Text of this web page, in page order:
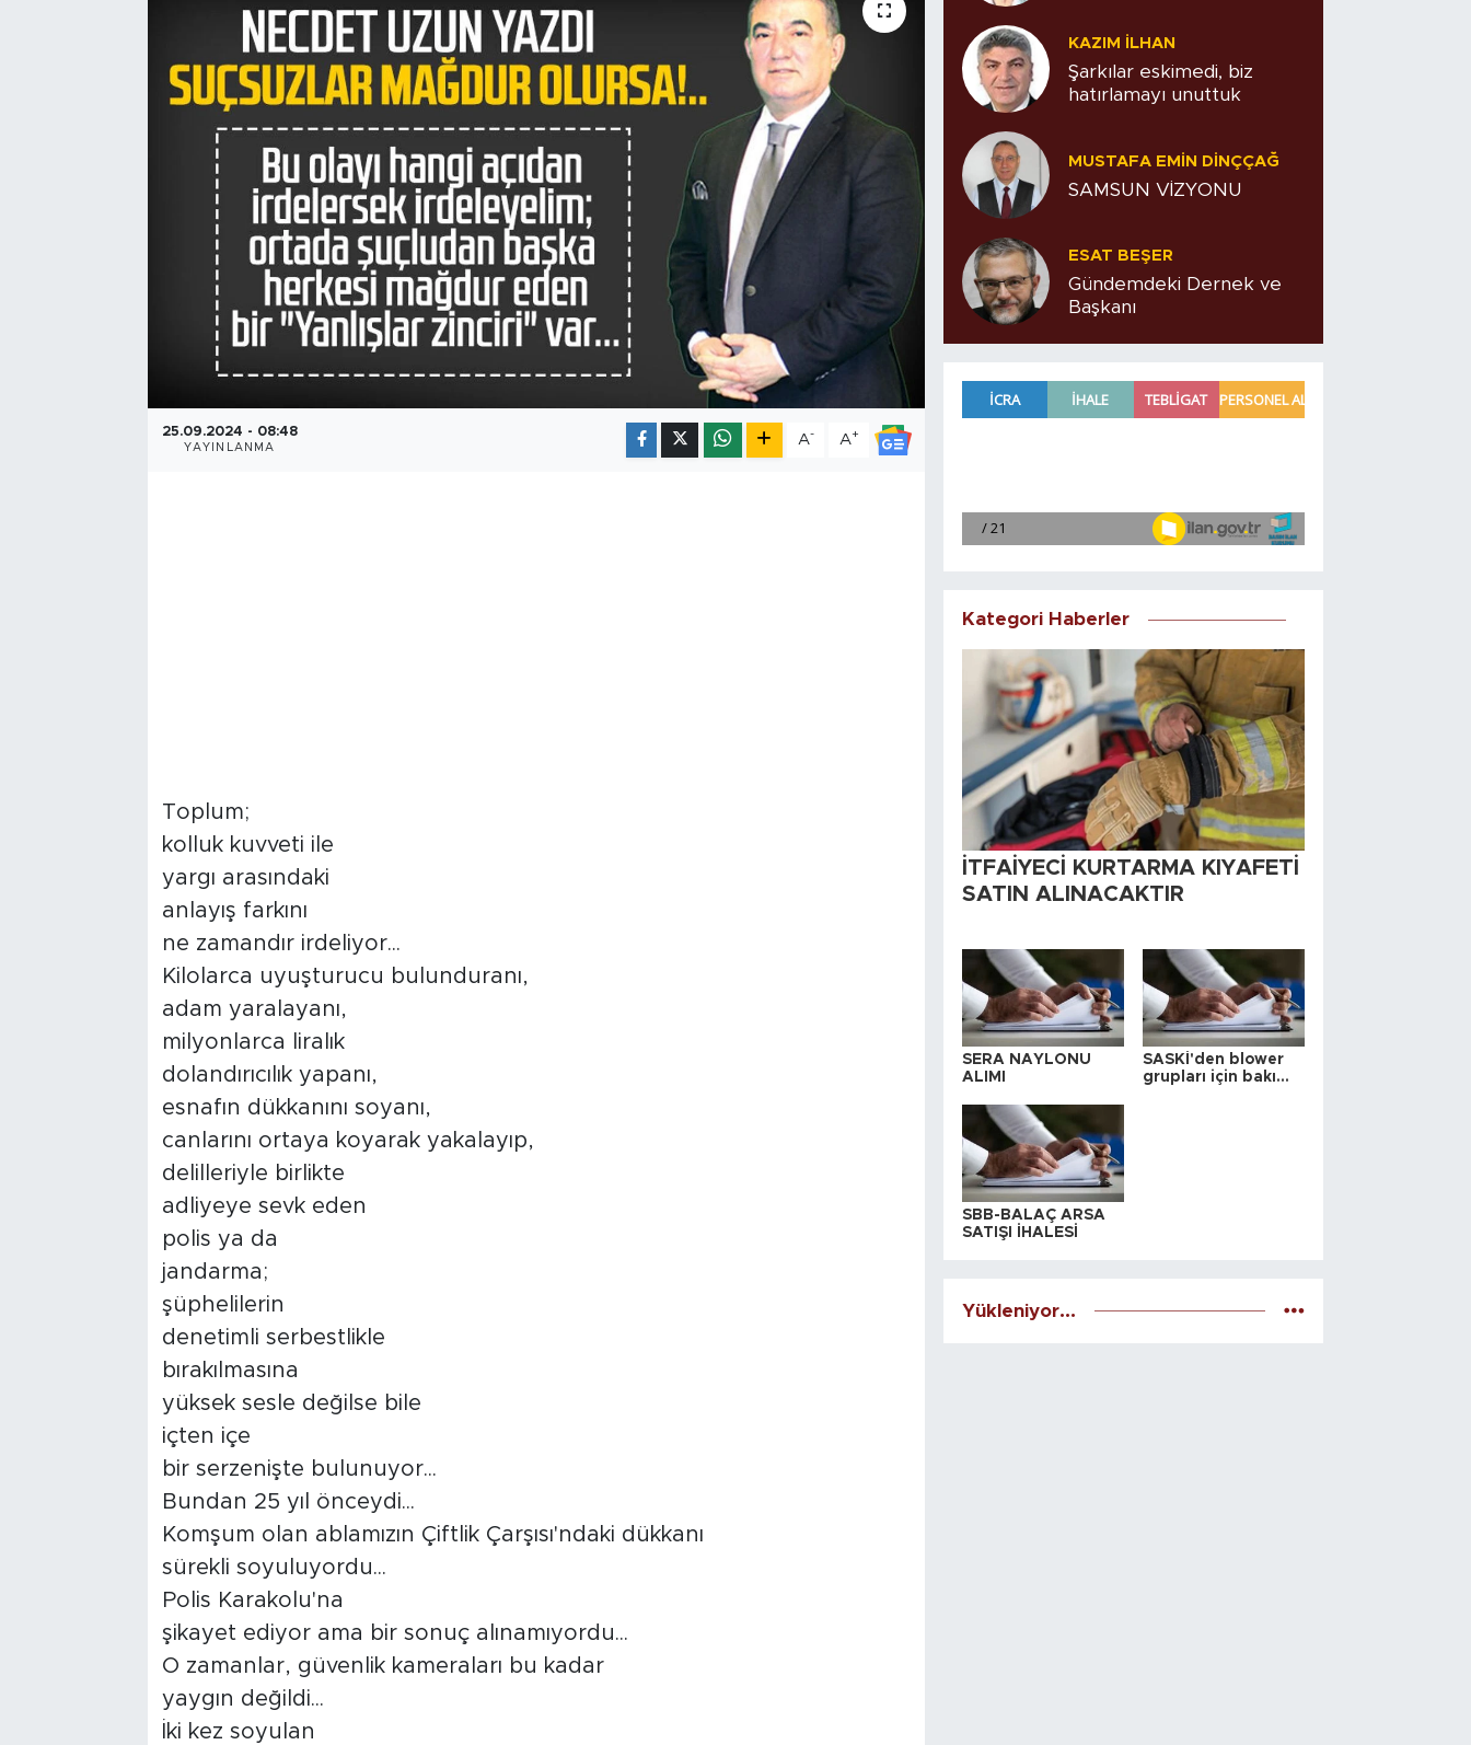
25.09.2024 - 08:48
YAYINLANMA
A- A+
Toplum;
kolluk kuvveti ile
yargı arasındaki
anlayış farkını
ne zamandır irdeliyor...
Kilolarca uyuşturucu bulunduranı,
adam yaralayanı,
milyonlarca liralık
dolandırıcılık yapanı,
esnafın dükkanını soyanı,
canlarını ortaya koyarak yakalayıp,
delilleriyle birlikte
adliyeye sevk eden
polis ya da
jandarma;
şüphelilerin
denetimli serbestlikle
bırakılmasına
yüksek sesle değilse bile
içten içe
bir serzenişte bulunuyor...
Bundan 25 yıl önceydi...
Komşum olan ablamızın Çiftlik Çarşısı'ndaki dükkanı
sürekli soyuluyordu...
Polis Karakolu'na
şikayet ediyor ama bir sonuç alınamıyordu...
O zamanlar, güvenlik kameraları bu kadar
yaygın değildi...
İki kez soyulan
KAZIM İLHAN
Şarkılar eskimedi, biz
hatırlamayı unuttuk
MUSTAFA EMIN DINÇÇAĞ
SAMSUN VİZYONU
ESAT BEŞER
Gündemdeki Dernek ve
Başkanı
Kategori Haberler
İTFAİYECİ KURTARMA KIYAFETİ
SATIN ALINACAKTIR
SERA NAYLONU
ALIMI
SASKİ'den blower
grupları için bakım
SBB-BALAÇ ARSA
SATIŞI İHALESİ
Yükleniyor...